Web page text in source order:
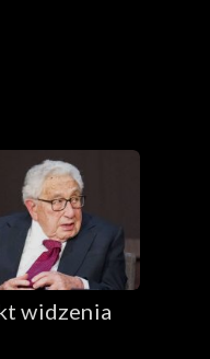
widzenia